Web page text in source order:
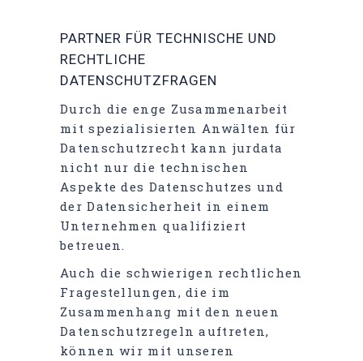
PARTNER FÜR TECHNISCHE UND
RECHTLICHE
DATENSCHUTZFRAGEN
Durch die enge Zusammenarbeit
mit spezialisierten Anwälten für
Datenschutzrecht kann jurdata
nicht nur die technischen
Aspekte des Datenschutzes und
der Datensicherheit in einem
Unternehmen qualifiziert
betreuen.
Auch die schwierigen rechtlichen
Fragestellungen, die im
Zusammenhang mit den neuen
Datenschutzregeln auftreten,
können wir mit unseren